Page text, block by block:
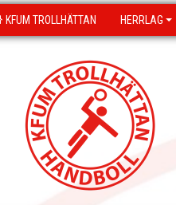
KFUM TROLLHÄTTAN HERRLAG